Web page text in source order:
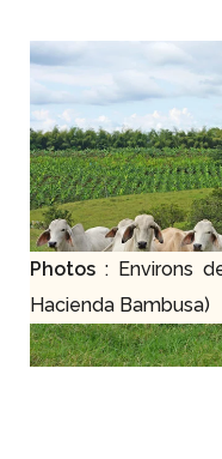
Photos: Environs
Hacienda Bambusa)